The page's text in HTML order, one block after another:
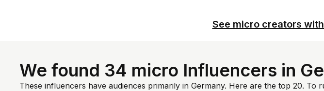
See micro creators
We found 34 micro Influencers in
These influencers have audiences primarily in Germany. Here are the top 20. To